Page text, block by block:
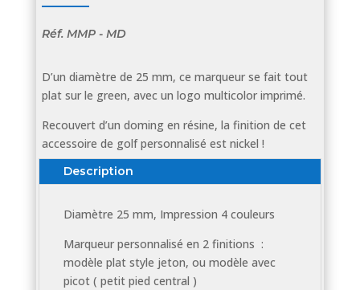
Réf. MMP - MD
D’un diamètre de 25 mm, ce marqueur se fait tout
plat sur le green, avec un logo multicolor imprimé.
Recouvert d’un doming en résine, la finition de cet
accessoire de golf personnalisé est nickel !
Description
Diamètre 25 mm, Impression 4 couleurs
Marqueur personnalisé en 2 finitions :
modèle plat style jeton, ou modèle avec
picot ( petit pied central )